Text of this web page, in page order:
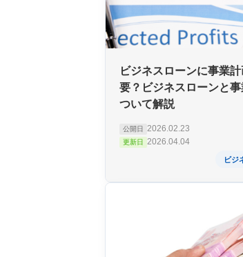
ビジネスローンに事業
要？ビジネスローンと
ついて解説
公開日 2026.02.23
更新日 2026.04.04
ビジ